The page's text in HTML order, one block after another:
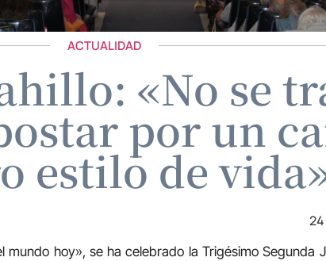
ACTUALIDAD
«No se
por un
estilo de
mundo hoy», se ha celebrado la Trigésimo Segunda